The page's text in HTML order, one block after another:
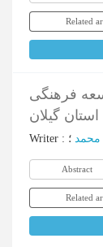
Related
فرهنگی
Writer : محمد ؛
Abstract
Related